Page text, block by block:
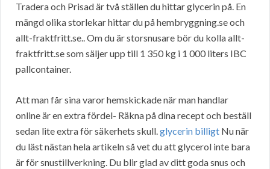
Tradera och Prisad är två ställen du hittar glycerin på. En
mängd olika storlekar hittar du på hembryggning.se och
allt-fraktfritt.se.. Om du är storsnusare bör du kolla allt-
fraktfritt.se som säljer upp till 1 350 kg i 1 000 liters IBC
pallcontainer.
Att man får sina varor hemskickade när man handlar
online är en extra fördel- Räkna på dina recept och beställ
sedan lite extra för säkerhets skull.glycerin billigt Nu när
du läst nästan hela artikeln så vet du att glycerol inte bara
är för snustillverkning. Du blir glad av ditt goda snus och